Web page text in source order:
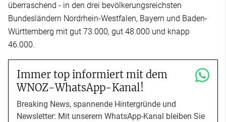
überraschend - in den drei bevölkerungsreichsten
Bundesländern Nordrhein-Westfalen, Bayern und Baden-
Württemberg mit gut 73.000, gut 48.000 und knapp
46.000.
Immer top informiert mit dem
WNOZ-WhatsApp-Kanal!
Breaking News, spannende Hintergründe und
Newsletter: Mit unserem WhatsApp-Kanal bleiben Sie